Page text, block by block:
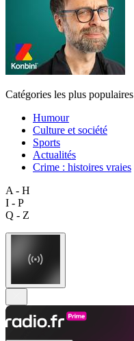
Catégories les plus populaires
Humour
Culture et société
Sports
Actualités
Crime : histoires vraies
A - H
I - P
Q - Z